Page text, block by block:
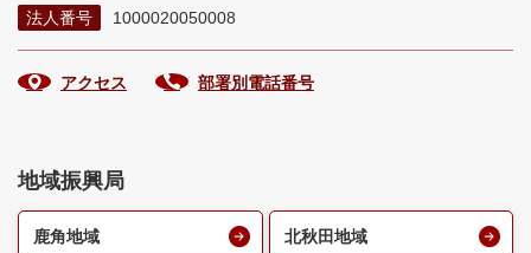
法人番号
1000020050008
アクセス 部署別電話番号
地域振興局
鹿角地域 北秋田地域